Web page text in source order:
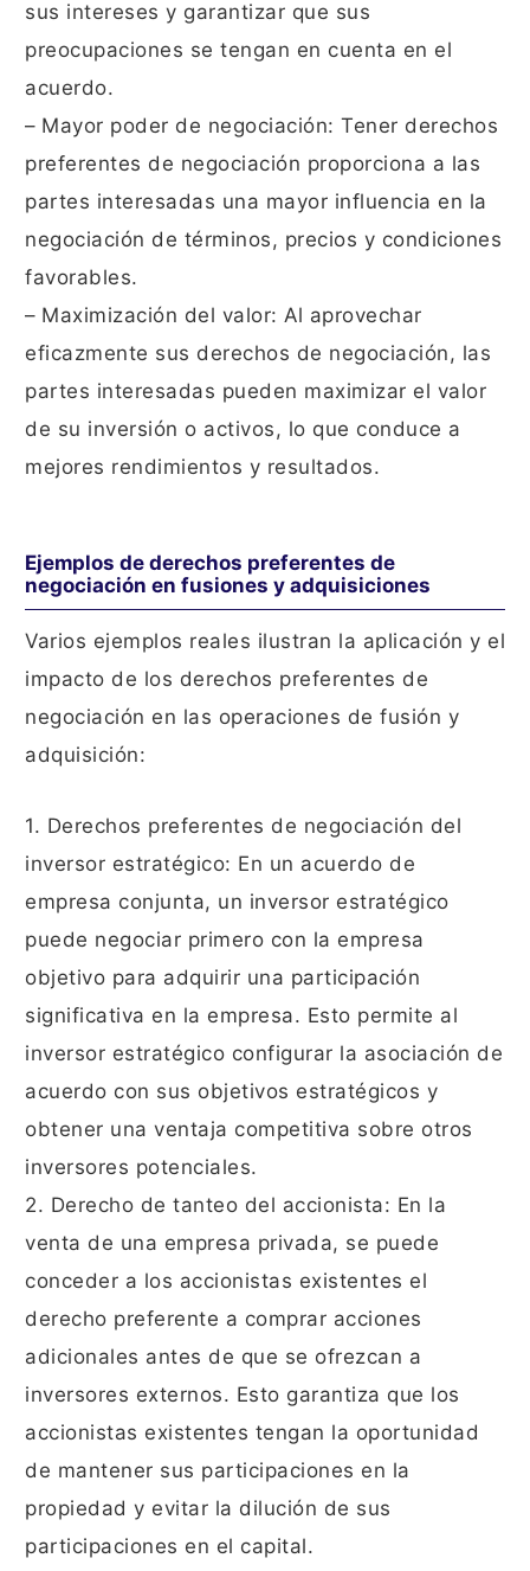
sus intereses y garantizar que sus
preocupaciones se tengan en cuenta en el
acuerdo.
– Mayor poder de negociación: Tener derechos
preferentes de negociación proporciona a las
partes interesadas una mayor influencia en la
negociación de términos, precios y condiciones
favorables.
– Maximización del valor: Al aprovechar
eficazmente sus derechos de negociación, las
partes interesadas pueden maximizar el valor
de su inversión o activos, lo que conduce a
mejores rendimientos y resultados.
Ejemplos de derechos preferentes de
negociación en fusiones y adquisiciones
Varios ejemplos reales ilustran la aplicación y el
impacto de los derechos preferentes de
negociación en las operaciones de fusión y
adquisición:
1. Derechos preferentes de negociación del
inversor estratégico: En un acuerdo de
empresa conjunta, un inversor estratégico
puede negociar primero con la empresa
objetivo para adquirir una participación
significativa en la empresa. Esto permite al
inversor estratégico configurar la asociación de
acuerdo con sus objetivos estratégicos y
obtener una ventaja competitiva sobre otros
inversores potenciales.
2. Derecho de tanteo del accionista: En la
venta de una empresa privada, se puede
conceder a los accionistas existentes el
derecho preferente a comprar acciones
adicionales antes de que se ofrezcan a
inversores externos. Esto garantiza que los
accionistas existentes tengan la oportunidad
de mantener sus participaciones en la
propiedad y evitar la dilución de sus
participaciones en el capital.